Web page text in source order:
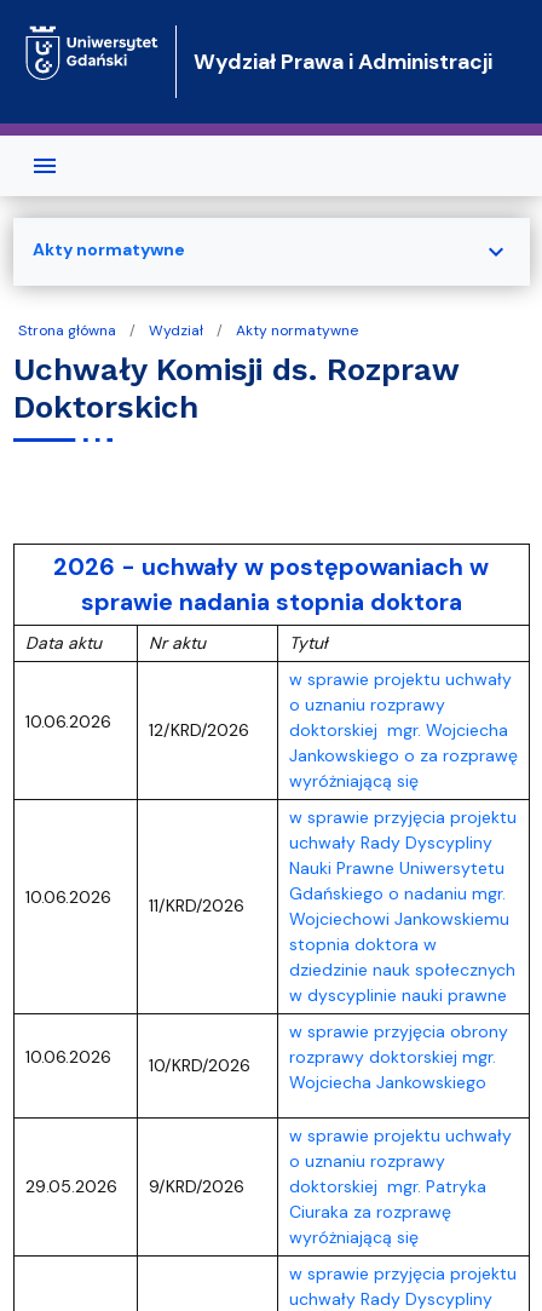
Wydział Prawa i Administracji
Strona główna Wydział Akty normatywne
Uchwały Komisji ds. Rozpraw
Doktorskich
2026 - uchwały w postępowaniach w
sprawie nadania stopnia doktora
Data aktu Nr aktu Tytuł
10.06.2026 12/KRD/2026
w sprawie projektu uchwały
o uznaniu rozprawy
doktorskiej mgr. Wojciecha
Jankowskiego o za rozprawę
wyróżniającą się
10.06.2026 11/KRD/2026
w sprawie przyjęcia projektu
uchwały Rady Dyscypliny
Nauki Prawne Uniwersytetu
Gdańskiego o nadaniu mgr.
Wojciechowi Jankowskiemu
stopnia doktora w
dziedzinie nauk społecznych
w dyscyplinie nauki prawne
10.06.2026 10/KRD/2026
w sprawie przyjęcia obrony
rozprawy doktorskiej mgr.
Wojciecha Jankowskiego
29.05.2026 9/KRD/2026
w sprawie projektu uchwały
o uznaniu rozprawy
doktorskiej mgr. Patryka
Ciuraka za rozprawę
wyróżniającą się
w sprawie przyjęcia projektu
uchwały Rady Dyscypliny
Akty normatywne expand_more